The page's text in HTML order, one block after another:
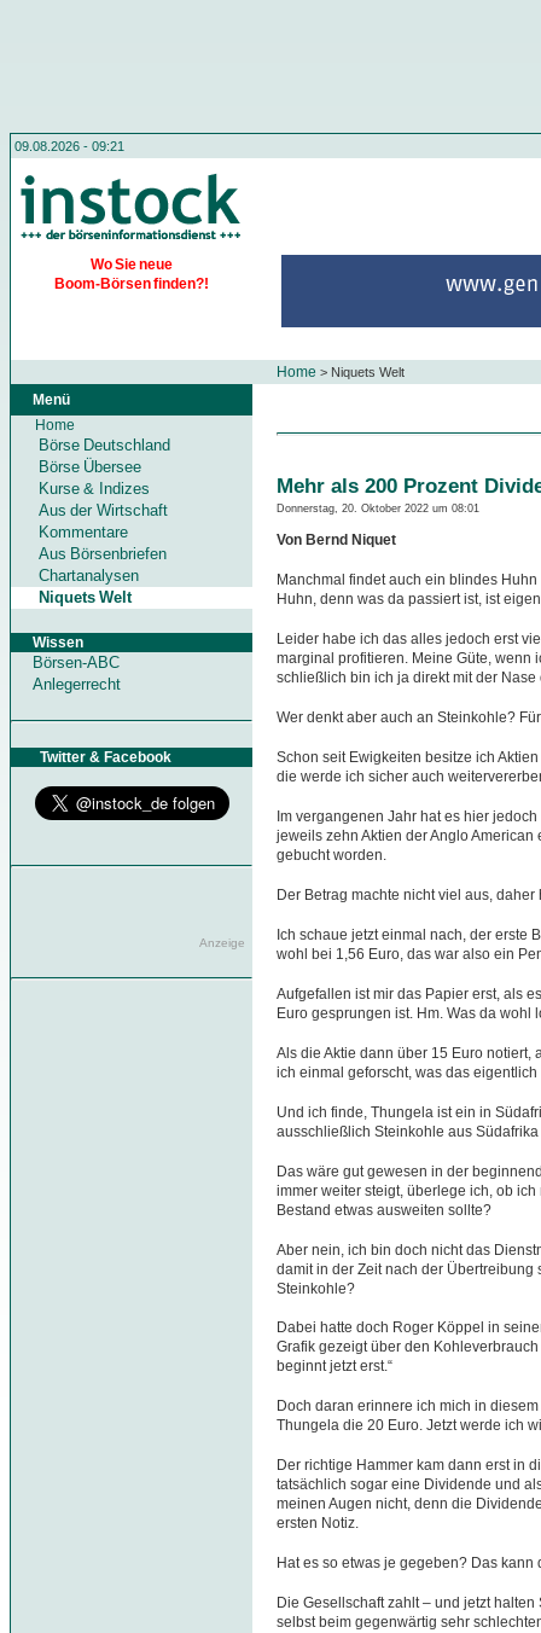
09.08.2026 - 09:21
Wo Sie neue
Boom-Börsen finden?!
Home > Niquets Welt
Menü
Home
Börse Deutschland
Börse Übersee
Kurse & Indizes
Aus der Wirtschaft
Kommentare
Aus Börsenbriefen
Chartanalysen
Niquets Welt
Wissen
Börsen-ABC
Anlegerrecht
Twitter & Facebook
Anzeige
Mehr als 200 Prozent
Donnerstag, 20. Oktober 2022 um 08:01
Von Bernd Niquet
Manchmal findet auch ein blindes
Huhn, denn was da passiert ist, ist
Leider habe ich das alles jedoch erst
marginal profitieren. Meine Güte, wenn
schließlich bin ich ja direkt mit der
Wer denkt aber auch an Steinkohle?
Schon seit Ewigkeiten besitze ich
die werde ich sicher auch
Im vergangenen Jahr hat es hier
jeweils zehn Aktien der Anglo
gebucht worden.
Der Betrag machte nicht viel aus,
Ich schaue jetzt einmal nach, der erste
wohl bei 1,56 Euro, das war also ein
Aufgefallen ist mir das Papier erst, als
Euro gesprungen ist. Hm. Was da wohl
Als die Aktie dann über 15 Euro notiert,
ich einmal geforscht, was das
Und ich finde, Thungela ist ein in
ausschließlich Steinkohle aus
Das wäre gut gewesen in der
immer weiter steigt, überlege ich, ob
Bestand etwas ausweiten sollte?
Aber nein, ich bin doch nicht das
damit in der Zeit nach der Übertreibung
Steinkohle?
Dabei hatte doch Roger Köppel in
Grafik gezeigt über den
beginnt jetzt erst.“
Doch daran erinnere ich mich in
Thungela die 20 Euro. Jetzt werde ich
Der richtige Hammer kam dann erst in
tatsächlich sogar eine Dividende und
meinen Augen nicht, denn die
ersten Notiz.
Hat es so etwas je gegeben? Das kann
Die Gesellschaft zahlt – und jetzt
selbst beim gegenwärtig sehr